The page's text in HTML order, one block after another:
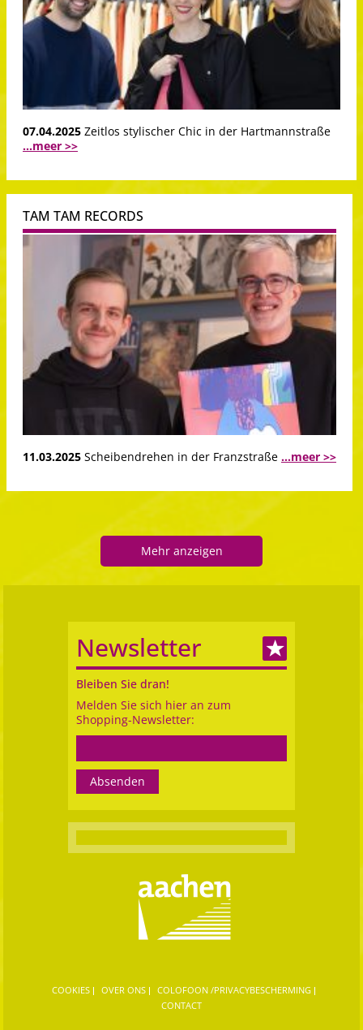
07.04.2025 Zeitlos stylischer Chic in der Hartmannstraße
...meer >>
TAM TAM RECORDS
11.03.2025 Scheibendrehen in der Franzstraße ...meer >>
Mehr anzeigen
Newsletter
Bleiben Sie dran!
Melden Sie sich hier an zum
Shopping-Newsletter:
COOKIES OVER ONS
COLOFOON /PRIVACYBESCHERMING
CONTACT